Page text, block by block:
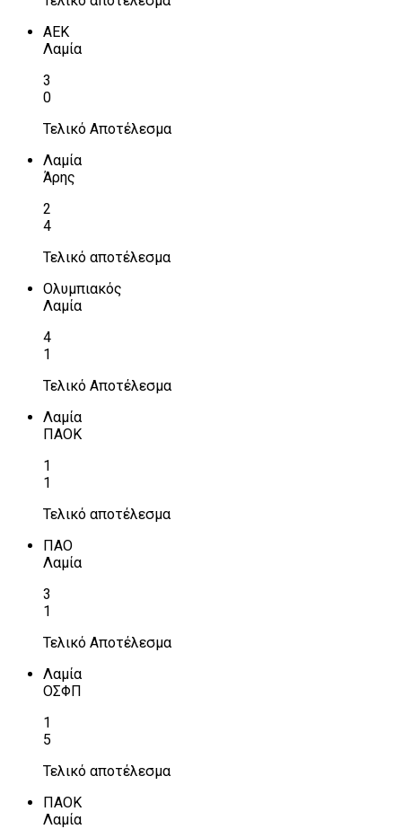
ΑΕΚ
Λαμία
3
0
Τελικό Αποτέλεσμα
Λαμία
Άρης
2
4
Τελικό αποτέλεσμα
Ολυμπιακός
Λαμία
4
1
Τελικό Αποτέλεσμα
Λαμία
ΠΑΟΚ
1
1
Τελικό αποτέλεσμα
ΠΑΟ
Λαμία
3
1
Τελικό Αποτέλεσμα
Λαμία
ΟΣΦΠ
1
5
Τελικό αποτέλεσμα
ΠΑΟΚ
Λαμία